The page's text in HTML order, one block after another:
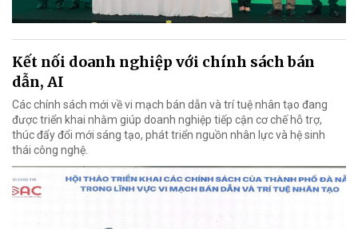
Kết nối doanh nghiệp với chính sách bán
dẫn, AI
Các chính sách mới về vi mạch bán dẫn và trí tuệ nhân tạo đang
được triển khai nhằm giúp doanh nghiệp tiếp cận cơ chế hỗ trợ,
thúc đẩy đổi mới sáng tạo, phát triển nguồn nhân lực và hệ sinh
thái công nghệ.